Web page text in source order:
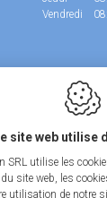
Vendredi
site web utilise
SRL utilise les
site web, les
utilisation de notre